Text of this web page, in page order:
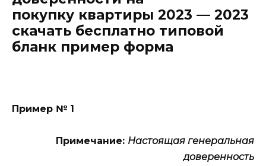
покупку квартиры 2023 — 2023
скачать бесплатно типовой
бланк пример форма
Пример № 1
Примечание: Настоящая генеральная
доверенность